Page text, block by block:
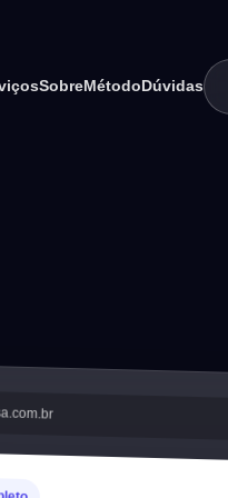
SobreMétodoDúvidas